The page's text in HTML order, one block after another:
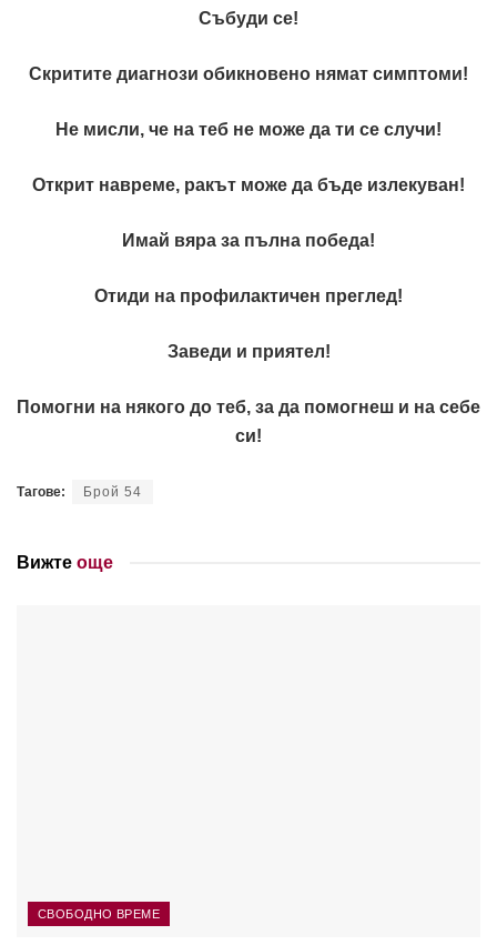
Събуди се!
Скритите диагнози обикновено нямат симптоми!
Не мисли, че на теб не може да ти се случи!
Открит навреме, ракът може да бъде излекуван!
Имай вяра за пълна победа!
Отиди на профилактичен преглед!
Заведи и приятел!
Помогни на някого до теб, за да помогнеш и на себе
си!
Тагове: Брой 54
Вижте още
СВОБОДНО ВРЕМЕ